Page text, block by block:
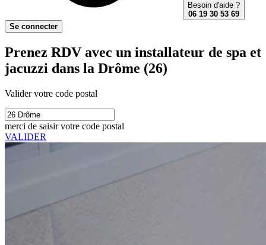
Besoin d'aide ?
06 19 30 53 69
Se connecter
Prenez RDV avec un installateur de spa et
jacuzzi dans la Drôme (26)
Valider votre code postal
merci de saisir votre code postal
VALIDER